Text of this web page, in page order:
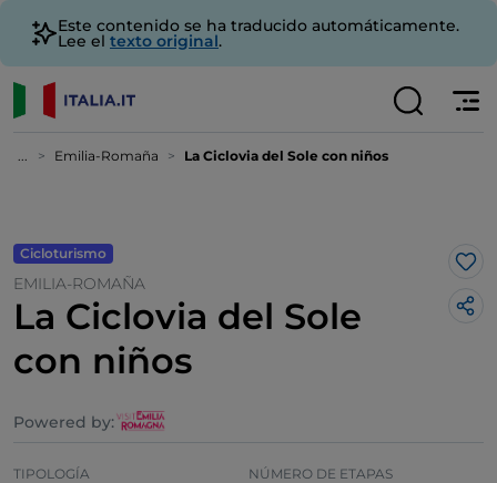
Este contenido se ha traducido automáticamente.
Lee el texto original.
... Emilia-Romaña La Ciclovia del Sole con niños
Cicloturismo
EMILIA-ROMAÑA
La Ciclovia del Sole
con niños
Powered by:
TIPOLOGÍA NÚMERO DE ETAPAS
Me